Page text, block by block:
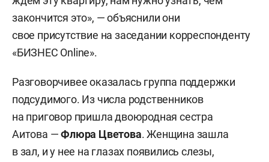
закончится это», — объяснили они
свое присутствие на заседании корреспонденту
«БИЗНЕС Online».
Разговорчивее оказалась группа поддержки
подсудимого. Из числа родственников
на приговор пришла двоюродная сестра
Аитова —Флюра Цветова. Женщина зашла
в зал, и у нее на глазах появились слезы,